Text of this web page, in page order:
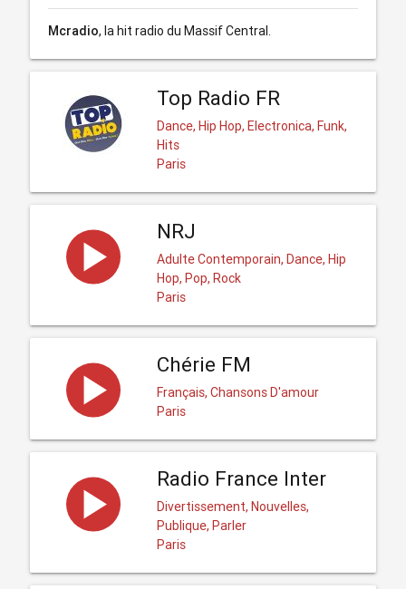
Mcradio, la hit radio du Massif Central.
Top Radio FR
Dance, Hip Hop, Electronica, Funk,
Hits
Paris
NRJ
Adulte Contemporain, Dance, Hip
Hop, Pop, Rock
Paris
Chérie FM
Français, Chansons D'amour
Paris
Radio France Inter
Divertissement, Nouvelles,
Publique, Parler
Paris